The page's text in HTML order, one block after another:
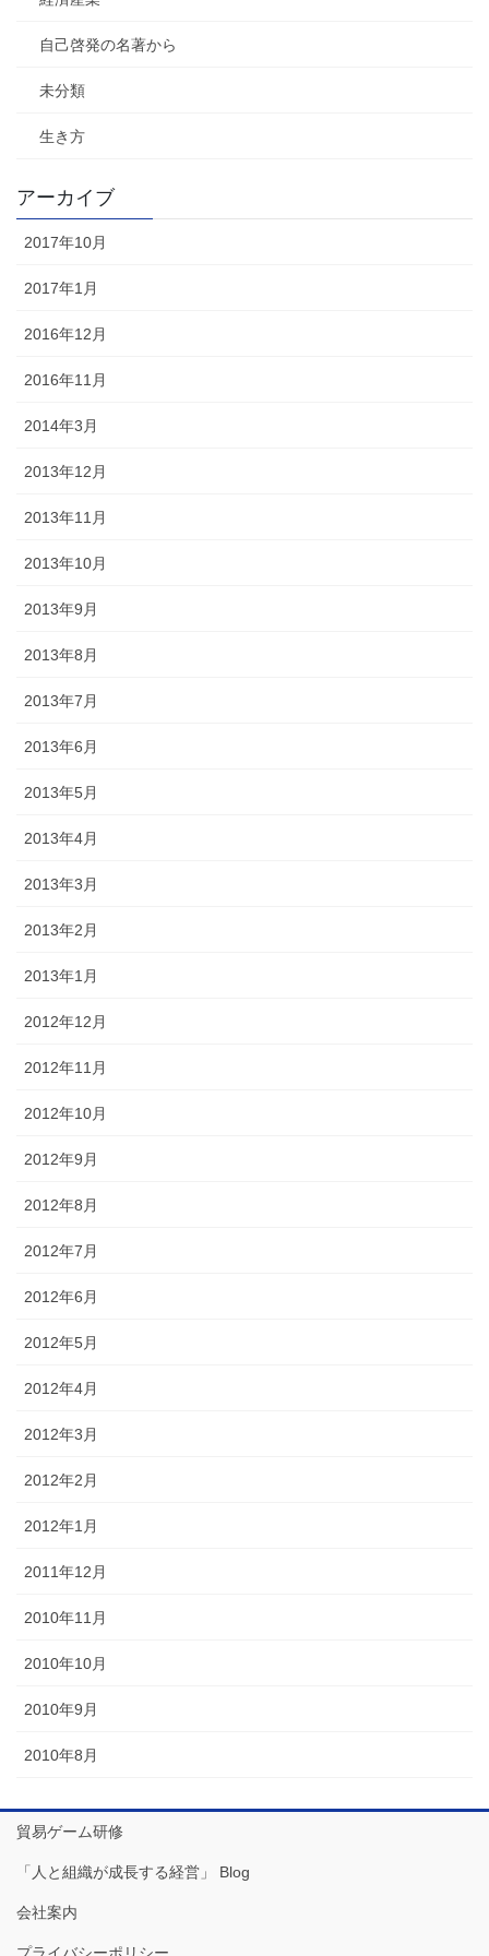
自己啓発の名著から
未分類
生き方
アーカイブ
2017年10月
2017年1月
2016年12月
2016年11月
2014年3月
2013年12月
2013年11月
2013年10月
2013年9月
2013年8月
2013年7月
2013年6月
2013年5月
2013年4月
2013年3月
2013年2月
2013年1月
2012年12月
2012年11月
2012年10月
2012年9月
2012年8月
2012年7月
2012年6月
2012年5月
2012年4月
2012年3月
2012年2月
2012年1月
2011年12月
2010年11月
2010年10月
2010年9月
2010年8月
貿易ゲーム研修
「人と組織が成長する経営」 Blog
会社案内